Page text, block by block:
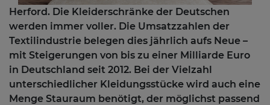
Herford. Die Kleiderschränke der Deutschen
werden immer voller. Die Umsatzzahlen der
Textilindustrie belegen dies jährlich aufs Neue –
mit Steigerungen von bis zu einer Milliarde Euro
in Deutschland seit 2012. Bei der Vielzahl
unterschiedlicher Kleidungsstücke wird auch eine
Menge Stauraum benötigt, der möglichst passend